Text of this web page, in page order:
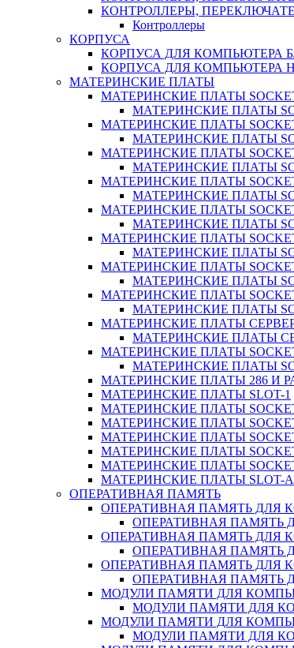
КОНТРОЛЛЕРЫ,
Контроллеры
КОРПУСА
КОРПУСА ДЛЯ КОМПЬЮТЕРА
КОРПУСА ДЛЯ КОМПЬЮТЕРА
МАТЕРИНСКИЕ ПЛАТЫ
МАТЕРИНСКИЕ ПЛАТЫ
МАТЕРИНСКИЕ ПЛАТЫ
МАТЕРИНСКИЕ ПЛАТЫ
МАТЕРИНСКИЕ ПЛАТЫ
МАТЕРИНСКИЕ ПЛАТЫ
МАТЕРИНСКИЕ ПЛАТЫ
МАТЕРИНСКИЕ ПЛАТЫ
МАТЕРИНСКИЕ ПЛАТЫ
МАТЕРИНСКИЕ ПЛАТЫ
МАТЕРИНСКИЕ ПЛАТЫ
МАТЕРИНСКИЕ ПЛАТЫ
МАТЕРИНСКИЕ ПЛАТЫ
МАТЕРИНСКИЕ ПЛАТЫ
МАТЕРИНСКИЕ ПЛАТЫ
МАТЕРИНСКИЕ ПЛАТЫ
МАТЕРИНСКИЕ ПЛАТЫ
МАТЕРИНСКИЕ ПЛАТЫ
МАТЕРИНСКИЕ ПЛАТЫ
МАТЕРИНСКИЕ ПЛАТЫ
МАТЕРИНСКИЕ ПЛАТЫ
МАТЕРИНСКИЕ ПЛАТЫ 286 И
МАТЕРИНСКИЕ ПЛАТЫ SLOT-1
МАТЕРИНСКИЕ ПЛАТЫ SOCKET-
МАТЕРИНСКИЕ ПЛАТЫ
МАТЕРИНСКИЕ ПЛАТЫ
МАТЕРИНСКИЕ ПЛАТЫ
МАТЕРИНСКИЕ ПЛАТЫ
МАТЕРИНСКИЕ ПЛАТЫ SLOT-A
ОПЕРАТИВНАЯ ПАМЯТЬ
ОПЕРАТИВНАЯ ПАМЯТЬ ДЛЯ
ОПЕРАТИВНАЯ ПАМЯТЬ
ОПЕРАТИВНАЯ ПАМЯТЬ ДЛЯ
ОПЕРАТИВНАЯ ПАМЯТЬ
ОПЕРАТИВНАЯ ПАМЯТЬ ДЛЯ
ОПЕРАТИВНАЯ ПАМЯТЬ
МОДУЛИ ПАМЯТИ ДЛЯ
МОДУЛИ ПАМЯТИ ДЛЯ
МОДУЛИ ПАМЯТИ ДЛЯ
МОДУЛИ ПАМЯТИ ДЛЯ